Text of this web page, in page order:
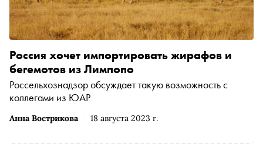
Анна Вострикова 18 августа 2023 г.
Россия хочет импортировать жирафов и
бегемотов из Лимпопо
Россельхознадзор обсуждает такую возможность с
коллегами из ЮАР